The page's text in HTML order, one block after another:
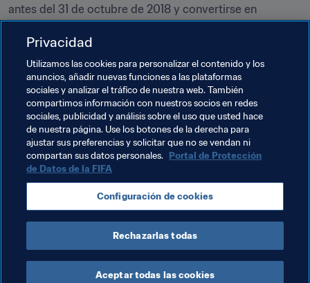
antes del 31 de octubre de 2018 y convertirse en
jugadores cualificados de FUT Champions para sumar
puntos en las Series Globales del FIFA 19 de EA SPORTS.
Los 60 primeros clasificados en la tabla definitiva de las
Series Globales del FIFA 19 de EA SPORTS se clasificarán
para las eliminatorias de las Series Globales del FIFA 19
de EA SPORTS. Posteriormente, solo los mejores de los
mejores pasarán a la FIFA eWorld Cup 2019, donde se
coronará al campeón del FIFA 19.
*Se aplicarán restricciones de elegibilidad. Para más
información, consulta el Reglamento oficial y
FUTChampions.com. Los términos y la estructura
definitivos podrían estar sujetos a cambios.
Privacidad
Utilizamos las cookies para personalizar el contenido y los
anuncios, añadir nuevas funciones a las plataformas
sociales y analizar el tráfico de nuestra web. También
compartimos información con nuestros socios en redes
sociales, publicidad y análisis sobre el uso que usted hace
de nuestra página. Use los botones de la derecha para
ajustar sus preferencias y solicitar que no se vendan ni
compartan sus datos personales. Portal de Protección
de Datos de la FIFA
Configuración de cookies
Rechazarlas todas
Aceptar todas las cookies